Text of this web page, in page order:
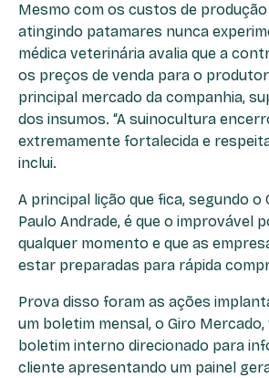
Mesmo com os custos de produção
atingindo patamares nunca
médica veterinária avalia que a
os preços de venda para o
principal mercado da companhia,
dos insumos. “A suinocultura
extremamente fortalecida e
inclui.
A principal lição que fica, segundo o
Paulo Andrade, é que o improvável
qualquer momento e que as
estar preparadas para rápida
Prova disso foram as ações
um boletim mensal, o Giro
boletim interno direcionado para
cliente apresentando um painel